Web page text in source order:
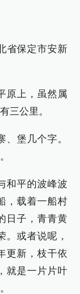
省保定市安新
原上，虽然属
三公里。
堡几个字。
和平的波峰波
，载着一船村
日子，青青黄
。或者说呢，
更新，枝干依
就是一片片叶